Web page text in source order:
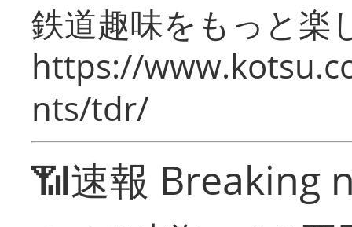
鉄道趣味をもっと楽
https://
nts/tdr/
📶速報 Breaking